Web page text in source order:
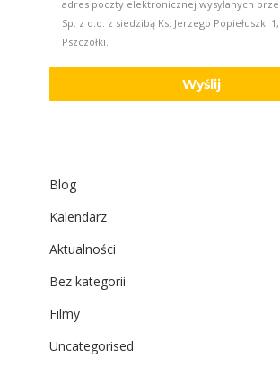
adres poczty elektronicznej wysyłanych
Sp. z o.o. z siedzibą Ks. Jerzego Popiełuszki 1,
Pszczółki.
Blog
Kalendarz
Aktualności
Bez kategorii
Filmy
Uncategorised